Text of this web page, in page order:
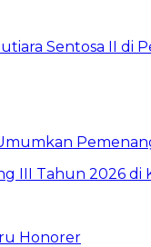
Sentosa II di
Honorer